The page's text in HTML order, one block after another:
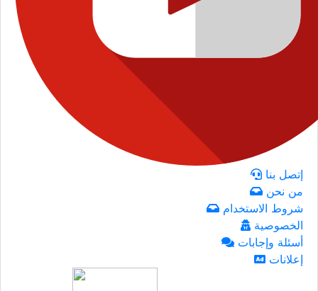
إتصل بنا
من نحن
شروط الاستخدام
الخصوصية
أسئلة وإجابات
إعلانات